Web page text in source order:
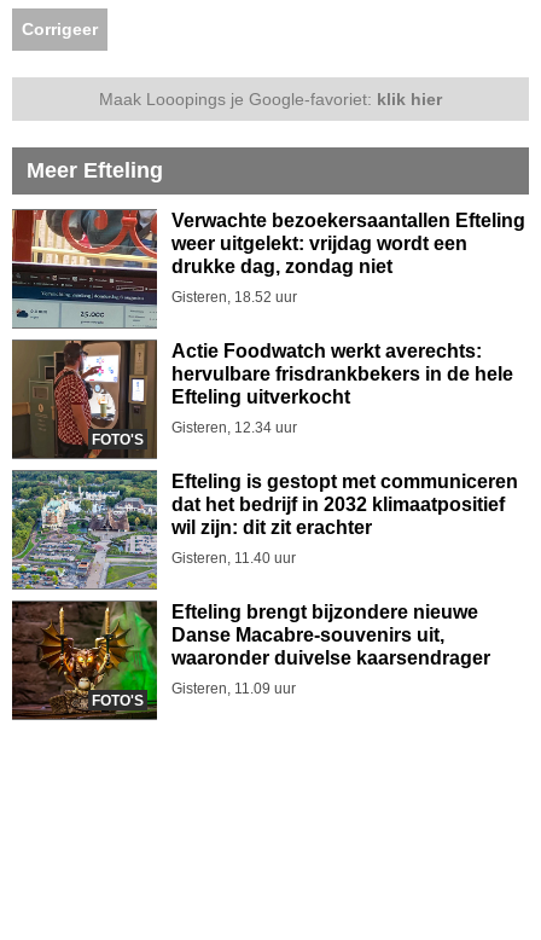
Corrigeer
Maak Looopings je Google-favoriet: klik hier
Meer Efteling
Verwachte bezoekersaantallen Efteling
weer uitgelekt: vrijdag wordt een
drukke dag, zondag niet
Gisteren, 18.52 uur
FOTO'S
Actie Foodwatch werkt averechts:
hervulbare frisdrankbekers in de hele
Efteling uitverkocht
Gisteren, 12.34 uur
Efteling is gestopt met communiceren
dat het bedrijf in 2032 klimaatpositief
wil zijn: dit zit erachter
Gisteren, 11.40 uur
FOTO'S
Efteling brengt bijzondere nieuwe
Danse Macabre-souvenirs uit,
waaronder duivelse kaarsendrager
Gisteren, 11.09 uur